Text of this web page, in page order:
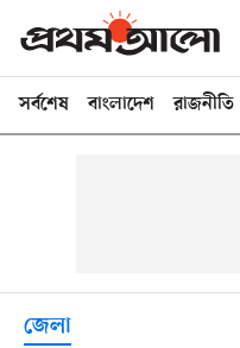
সর্বশেষ বাংলাদেশ রাজনীতি
জেলা